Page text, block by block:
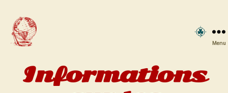
Menu
Informations